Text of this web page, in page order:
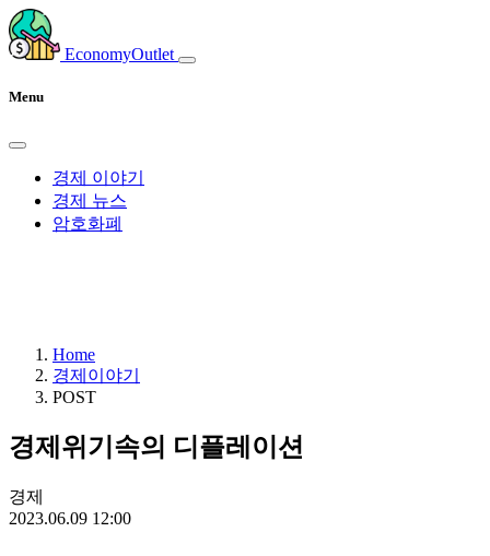
EconomyOutlet
Menu
경제 이야기
경제 뉴스
암호화폐
Home
경제이야기
POST
경제위기속의 디플레이션
경제
2023.06.09 12:00